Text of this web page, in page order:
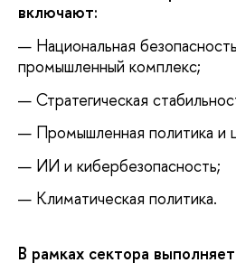
включают:
Национальная
промышленный комплекс;
Стратегическая
Промышленная политика и
ИИ и кибербезопасность;
Климатическая политика.
В рамках сектора